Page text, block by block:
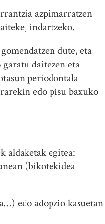
azpimarratzen
indartzeko.
dute, eta
daitezen eta
periodontala
edo pisu baxuko
aldaketak egitea:
(bikotekidea
edo adopzio kasuetan